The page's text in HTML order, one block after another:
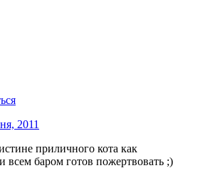
2011
приличного кота как
всем баром готов пожертвовать ;)